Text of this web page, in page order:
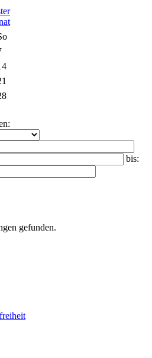
bis:
gefunden.